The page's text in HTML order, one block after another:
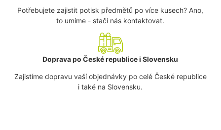
Potřebujete zajistit potisk předmětů po více kusech? Ano,
to umíme - stačí nás kontaktovat.
Doprava po České republice i Slovensku
Zajistíme dopravu vaší objednávky po celé České republice
i také na Slovensku.